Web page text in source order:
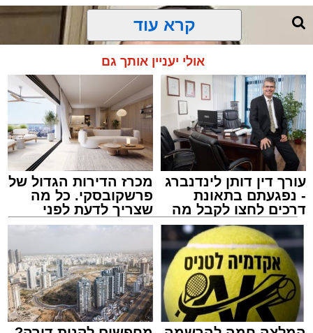
"אבא, אמא אמרה שמחר צריך לקחת אותי
לבדיקה", העבירה הילדה את ההודעה.
האב הנהן והמשיך לאכול.
לא היו צעקות ולא נאמרו מילים פוגעות. למתבונן
מן הצד היה נדמה שמדובר בערב משפחתי רגיל
הרב יעקב פרבר ז"ל
עורך האתר / 17:30 29.07.26
קרא עוד
אולי יעניין אותך גם
עורך דין דותן לינדנברג
- נפגעתם בתאונת
דרכים לחצו לקבל מה
שמגיע לכם
מכרז הדירות הגדול של
פרשקובסקי. כל מה
שצריך לדעת לפני
שמגישים הצעה לדירה